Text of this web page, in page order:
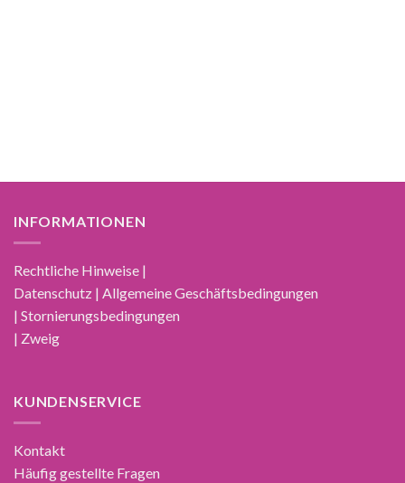
INFORMATIONEN
Rechtliche Hinweise |
Datenschutz | Allgemeine Geschäftsbedingungen
| Stornierungsbedingungen
| Zweig
KUNDENSERVICE
Kontakt
Häufig gestellte Fragen